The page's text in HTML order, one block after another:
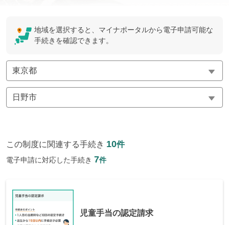
地域を選択すると、マイナポータルから電子申請可能な
手続きを確認できます。
この制度に関連する手続き 10件
電子申請に対応した手続き 7件
児童手当の認定請求